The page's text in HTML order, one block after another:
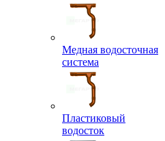
Медная водосточная
система
Пластиковый
водосток